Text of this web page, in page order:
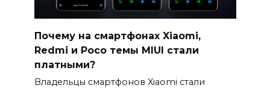
Почему на смартфонах Xiaomi,
Redmi и Poco темы MIUI стали
платными?
Владельцы смартфонов Xiaomi стали